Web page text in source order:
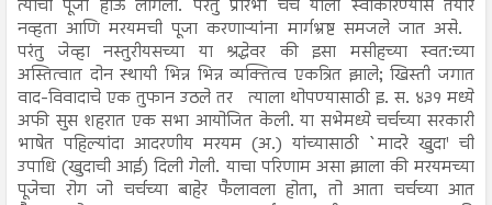
त्यांची पूजा होऊ लागली. परंतु प्रारंभी चर्च याला स्वीकारण्यास तयार
नव्हता आणि मरयमची पूजा करणाऱ्यांना मार्गभ्रष्ट समजले जात असे.
परंतु जेव्हा नस्तुरीयसच्या या श्रद्धेवर की इसा मसीहच्या स्वत:च्या
अस्तित्वात दोन स्थायी भिन्न भिन्न व्यक्तित्व एकत्रित झाले; खिस्ती जगात
वाद-विवादाचे एक तुफान उठले तर त्याला थोपण्यासाठी इ. स. ४३१ मध्ये
अफी सुस शहरात एक सभा आयोजित केली. या सभेमध्ये चर्चच्या सरकारी
भाषेत पहिल्यांदा आदरणीय मरयम (अ.) यांच्यासाठी `मादरे खुदा' ची
उपाधि (खुदाची आई) दिली गेली. याचा परिणाम असा झाला की मरयमच्या
पूजेचा रोग जो चर्चच्या बाहेर फैलावला होता, तो आता चर्चच्या आत